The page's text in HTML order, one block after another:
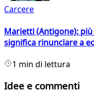
Carcere
Marietti (Antigone):
significa rinunciare a
1 min di lettura
Idee e commenti